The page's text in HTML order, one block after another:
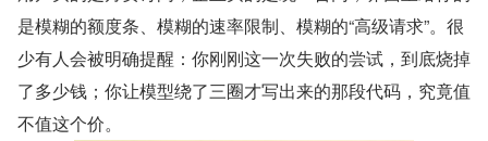
是模糊的额度条、模糊的速率限制、模糊的“高级请求”。很
少有人会被明确提醒：你刚刚这一次失败的尝试，到底烧掉
了多少钱；你让模型绕了三圈才写出来的那段代码，究竟值
不值这个价。